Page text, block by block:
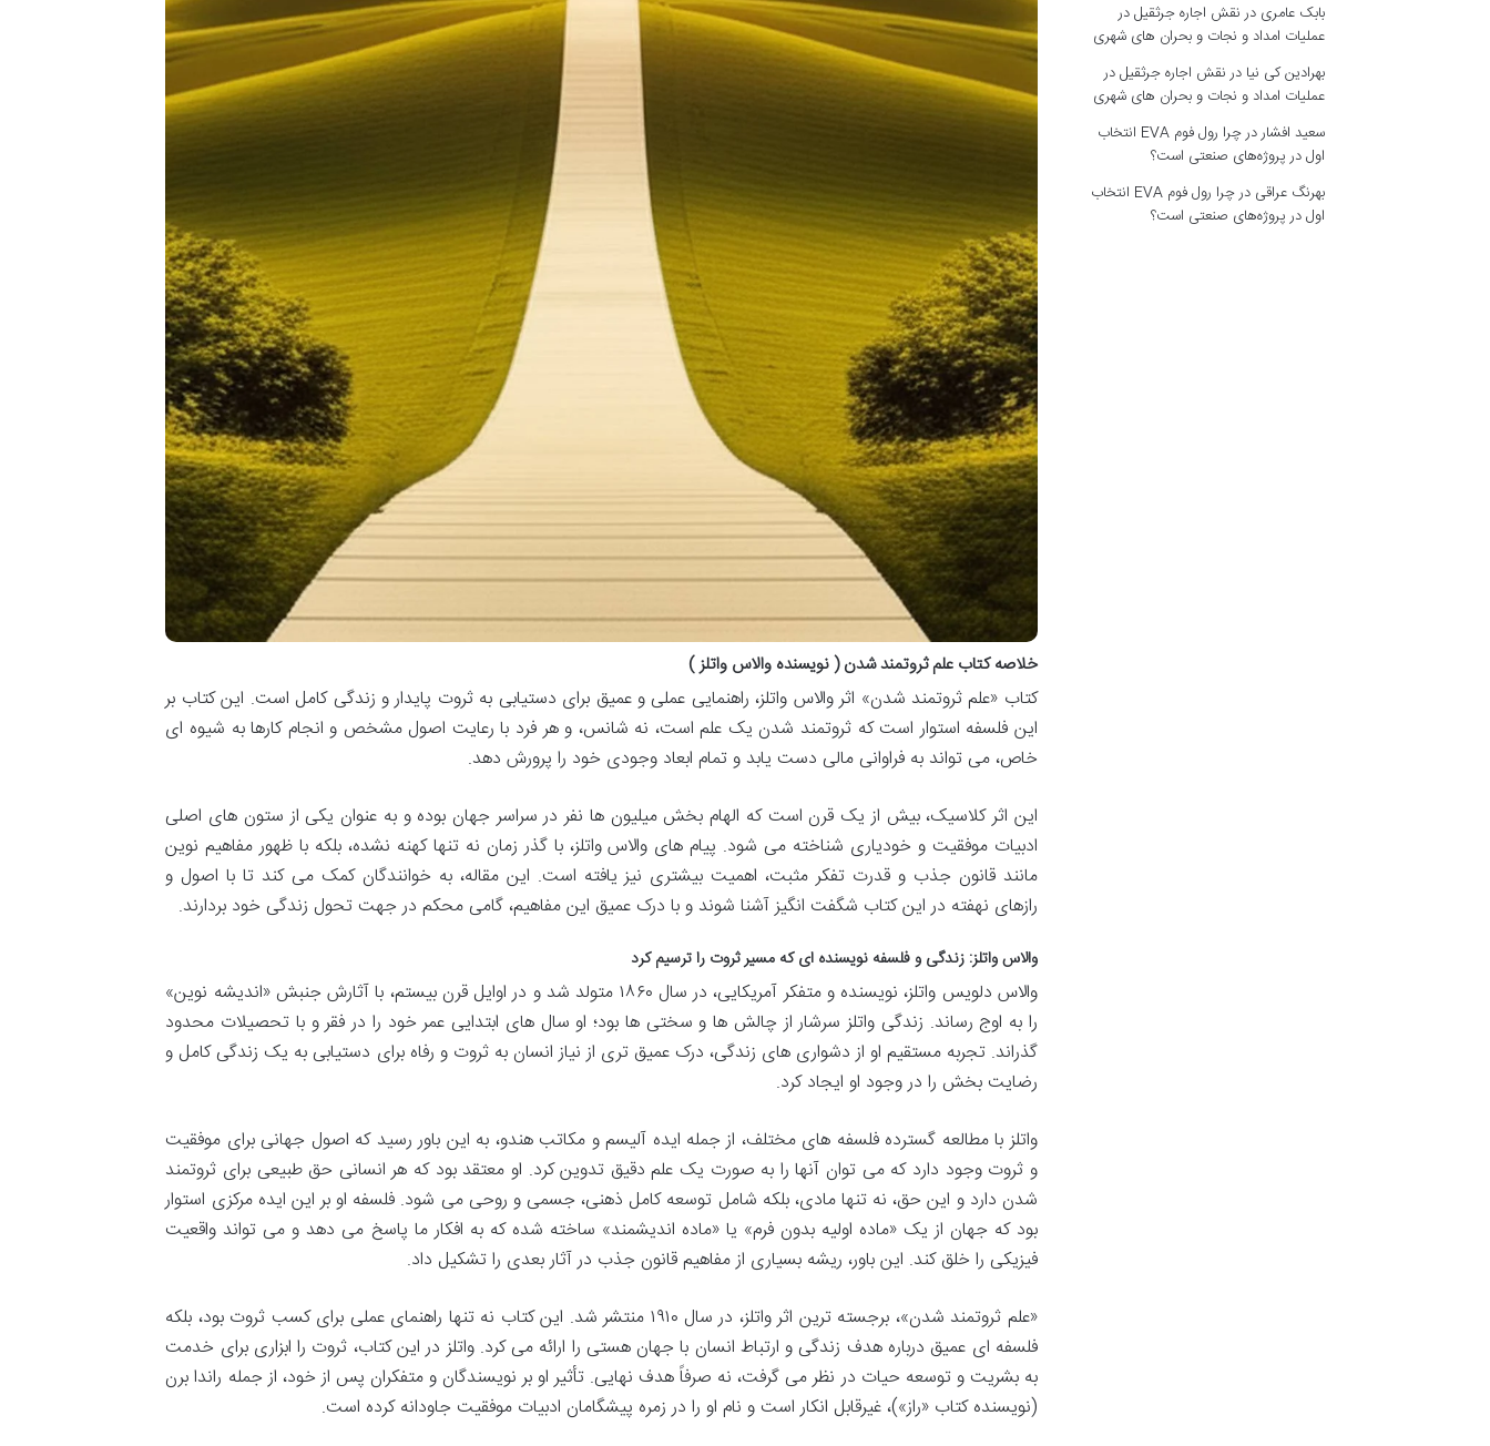
خلاصه کتاب علم ثروتمند شدن ( نویسنده والاس واتلز )
کتاب «علم ثروتمند شدن» اثر والاس واتلز، راهنمایی عملی و عمیق برای دستیابی به ثروت پایدار و زندگی کامل است. این کتاب بر
این فلسفه استوار است که ثروتمند شدن یک علم است، نه شانس، و هر فرد با رعایت اصول مشخص و انجام کارها به شیوه ای
خاص، می تواند به فراوانی مالی دست یابد و تمام ابعاد وجودی خود را پرورش دهد.
این اثر کلاسیک، بیش از یک قرن است که الهام بخش میلیون ها نفر در سراسر جهان بوده و به عنوان یکی از ستون های اصلی
ادبیات موفقیت و خودیاری شناخته می شود. پیام های والاس واتلز، با گذر زمان نه تنها کهنه نشده، بلکه با ظهور مفاهیم نوین
مانند قانون جذب و قدرت تفکر مثبت، اهمیت بیشتری نیز یافته است. این مقاله، به خوانندگان کمک می کند تا با اصول و
رازهای نهفته در این کتاب شگفت انگیز آشنا شوند و با درک عمیق این مفاهیم، گامی محکم در جهت تحول زندگی خود بردارند.
والاس واتلز: زندگی و فلسفه نویسنده ای که مسیر ثروت را ترسیم کرد
والاس دلویس واتلز، نویسنده و متفکر آمریکایی، در سال ۱۸۶۰ متولد شد و در اوایل قرن بیستم، با آثارش جنبش «اندیشه نوین»
را به اوج رساند. زندگی واتلز سرشار از چالش ها و سختی ها بود؛ او سال های ابتدایی عمر خود را در فقر و با تحصیلات محدود
گذراند. تجربه مستقیم او از دشواری های زندگی، درک عمیق تری از نیاز انسان به ثروت و رفاه برای دستیابی به یک زندگی کامل و
رضایت بخش را در وجود او ایجاد کرد.
واتلز با مطالعه گسترده فلسفه های مختلف، از جمله ایده آلیسم و مکاتب هندو، به این باور رسید که اصول جهانی برای موفقیت
و ثروت وجود دارد که می توان آنها را به صورت یک علم دقیق تدوین کرد. او معتقد بود که هر انسانی حق طبیعی برای ثروتمند
شدن دارد و این حق، نه تنها مادی، بلکه شامل توسعه کامل ذهنی، جسمی و روحی می شود. فلسفه او بر این ایده مرکزی استوار
بود که جهان از یک «ماده اولیه بدون فرم» یا «ماده اندیشمند» ساخته شده که به افکار ما پاسخ می دهد و می تواند واقعیت
فیزیکی را خلق کند. این باور، ریشه بسیاری از مفاهیم قانون جذب در آثار بعدی را تشکیل داد.
«علم ثروتمند شدن»، برجسته ترین اثر واتلز، در سال ۱۹۱۰ منتشر شد. این کتاب نه تنها راهنمای عملی برای کسب ثروت بود، بلکه
فلسفه ای عمیق درباره هدف زندگی و ارتباط انسان با جهان هستی را ارائه می کرد. واتلز در این کتاب، ثروت را ابزاری برای خدمت
به بشریت و توسعه حیات در نظر می گرفت، نه صرفاً هدف نهایی. تأثیر او بر نویسندگان و متفکران پس از خود، از جمله راندا برن
(نویسنده کتاب «راز»)، غیرقابل انکار است و نام او را در زمره پیشگامان ادبیات موفقیت جاودانه کرده است.
بابک عامری درنقش اجاره جرثقیل در
عملیات امداد و نجات و بحران های شهری
بهرادین کی نیا درنقش اجاره جرثقیل در
عملیات امداد و نجات و بحران های شهری
سعید افشاردر
چرا رول فوم EVA انتخاب
اول در پروژه‌های صنعتی است؟
بهرنگ عراقی در
چرا رول فوم EVA انتخاب
اول در پروژه‌های صنعتی است؟